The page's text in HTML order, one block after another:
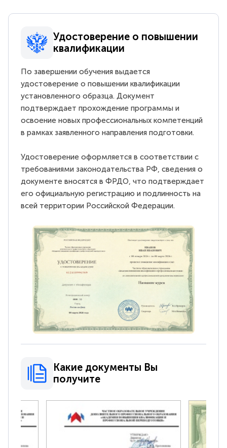
Удостоверение о повышении
квалификации
По завершении обучения выдается
удостоверение о повышении квалификации
установленного образца. Документ
подтверждает прохождение программы и
освоение новых профессиональных компетенций
в рамках заявленного направления подготовки.
Удостоверение оформляется в соответствии с
требованиями законодательства РФ, сведения о
документе вносятся в ФРДО, что подтверждает
его официальную регистрацию и подлинность на
всей территории Российской Федерации.
Какие документы Вы
получите